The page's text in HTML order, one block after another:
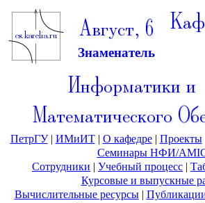
Август, 6
Знаменатель
Информатики и
Математического
ПетрГУ| ИМиИТ| О кафедре| Проекты
Семинары НФИ/
Сотрудники | Учебный процесс |
Курсовые и выпускные
Вычислительные ресурсы|